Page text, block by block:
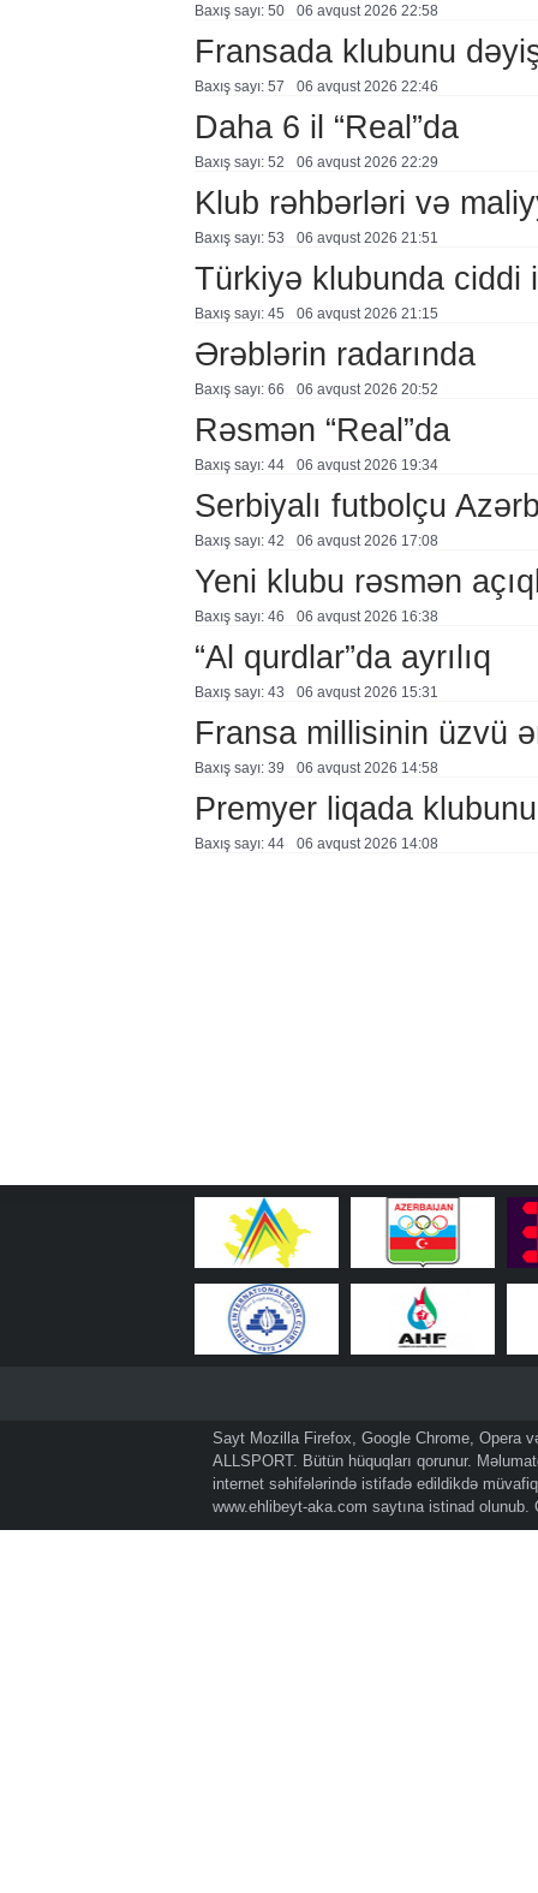
Baxış sayı: 50 06 avqust 2026 22:58
Fransada klubunu
Baxış sayı: 57 06 avqust 2026 22:46
Daha 6 il “Real”da
Baxış sayı: 52 06 avqust 2026 22:29
Klub rəhbərləri və
Baxış sayı: 53 06 avqust 2026 21:51
Türkiyə klubunda ciddi
Baxış sayı: 45 06 avqust 2026 21:15
Ərəblərin radarında
Baxış sayı: 66 06 avqust 2026 20:52
Rəsmən “Real”da
Baxış sayı: 44 06 avqust 2026 19:34
Serbiyalı futbolçu
Baxış sayı: 42 06 avqust 2026 17:08
Yeni klubu rəsmən
Baxış sayı: 46 06 avqust 2026 16:38
“Al qurdlar”da ayrılıq
Baxış sayı: 43 06 avqust 2026 15:31
Fransa millisinin üzvü
Baxış sayı: 39 06 avqust 2026 14:58
Premyer liqada
Baxış sayı: 44 06 avqust 2026 14:08
Sayt Mozilla Firefox, Google Chrome, Opera
ALLSPORT. Bütün hüquqları qorunur.
internet səhifələrində istifadə edildikdə
www.ehlibeyt-aka.com saytına istinad olunub.